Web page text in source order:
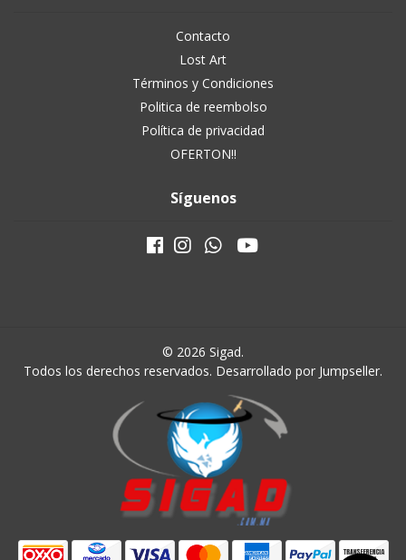
Contacto
Lost Art
Términos y Condiciones
Politica de reembolso
Política de privacidad
OFERTON!!
Síguenos
© 2026 Sigad.
Todos los derechos reservados. Desarrollado por Jumpseller.